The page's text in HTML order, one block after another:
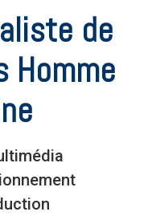
de
Homme